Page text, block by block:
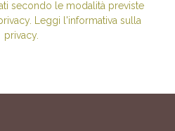
secondo le modalità previste
Leggi l'informativa sulla
privacy.